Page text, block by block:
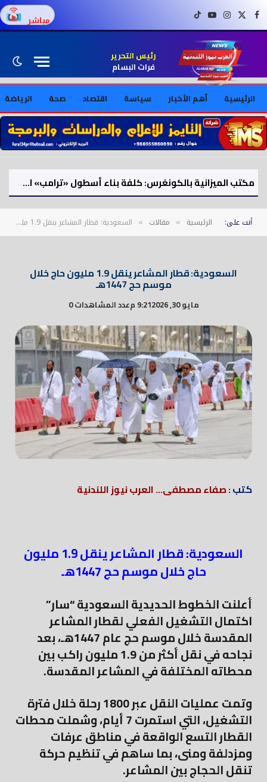
فيسبوكX (Twitter)
إنستغراميوتيوبتيك توك مباشر
رئيس التحرير
فرات البسام
الرئيسية أهم الأخبار سياسة اقتصاد صحة الرياضة
مكتب الميزانية بالكونغرس: كلفة بناء أسطول «ترامب» الحربي تصل إلى 275 مليار دولار
أنت على: الرئيسية » مقالات » السعودية: قطار المشاعر ينقل 1.9 مليون حاج خلال موسم حج 1447هـ
السعودية: قطار المشاعر ينقل 1.9 مليون حاج خلال
موسم حج 1447هـ
مايو 30, 2026 9:21 م عدد المشاهدات 0
كتب :صفاء مصطفى... العرب نيوز اللندنية
السعودية: قطار المشاعر ينقل 1.9 مليون
حاج خلال موسم حج 1447هـ
أعلنت الخطوط الحديدية السعودية “سار”
اكتمال التشغيل الفعلي لقطار المشاعر
المقدسة خلال موسم حج عام 1447هـ، بعد
نجاحه في نقل أكثر من 1.9 مليون راكب بين
محطاته المختلفة في المشاعر المقدسة.
وتمت عمليات النقل عبر 1800 رحلة خلال فترة
التشغيل، التي استمرت 7 أيام، وشملت محطات
القطار التسع الواقعة في مناطق عرفات
ومزدلفة ومنى، بما ساهم في تنظيم حركة
تنقل الحجاج بين المشاعر.